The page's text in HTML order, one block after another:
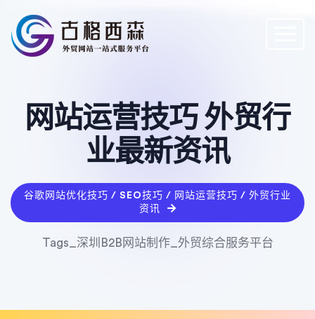
网站运营技巧 外贸行
业最新资讯
谷歌网站优化技巧 / SEO技巧 / 网站运营技巧 / 外贸行业
资讯
Tags_深圳B2B网站制作_外贸综合服务平台